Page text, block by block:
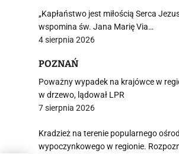
„Kapłaństwo jest miłością Serca
wspomina św. Jana Marię Via…
4 sierpnia 2026
POZNAŃ
Poważny wypadek na krajówce w
w drzewo, lądował LPR
7 sierpnia 2026
Kradzież na terenie popularnego
wypoczynkowego w regionie.